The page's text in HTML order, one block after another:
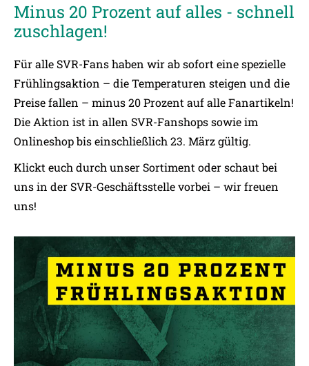
Minus 20 Prozent auf alles - schnell
zuschlagen!
Für alle SVR-Fans haben wir ab sofort eine spezielle
Frühlingsaktion – die Temperaturen steigen und die
Preise fallen – minus 20 Prozent auf alle Fanartikeln!
Die Aktion ist in allen SVR-Fanshops sowie im
Onlineshop bis einschließlich 23. März gültig.
Klickt euch durch unser Sortiment oder schaut bei
uns in der SVR-Geschäftsstelle vorbei – wir freuen
uns!